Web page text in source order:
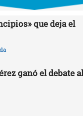
que deja el
ganó el debate